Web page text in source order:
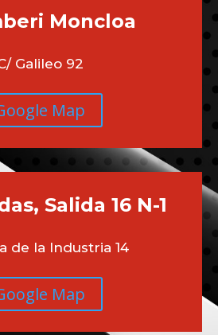
Moncloa
Galileo 92
Map
Salida 16 N-1
de la Industria 14
Map